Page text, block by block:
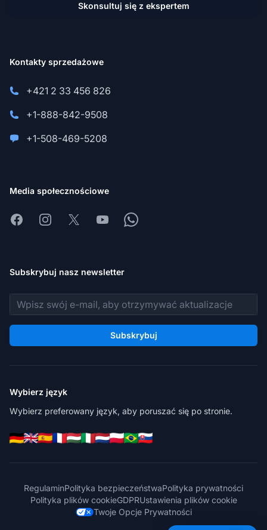
Skonsultuj się z ekspertem
Kontakty sprzedażowe
+421 2 33 456 826
+1-888-842-9508
+1-508-469-5208
Media społecznościowe
FacebookInstagram
X YoutubeWhatsapp
Subskrybuj nasz newsletter
Adres e-mail
Subskrybuj
Wybierz język
Wybierz preferowany język, aby poruszać się po stronie.
RegulaminPolityka bezpieczeństwaPolityka prywatności
Polityka plików cookieGDPRUstawienia plików cookie
Twoje Opcje Prywatności